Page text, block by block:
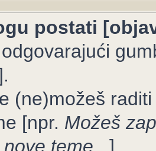
postati
(ne)možeš
[npr. Možeš
teme ...].